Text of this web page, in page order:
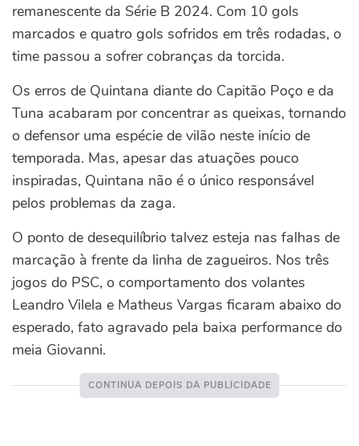
remanescente da Série B 2024. Com 10 gols
marcados e quatro gols sofridos em três rodadas, o
time passou a sofrer cobranças da torcida.
Os erros de Quintana diante do Capitão Poço e da
Tuna acabaram por concentrar as queixas, tornando
o defensor uma espécie de vilão neste início de
temporada. Mas, apesar das atuações pouco
inspiradas, Quintana não é o único responsável
pelos problemas da zaga.
O ponto de desequilíbrio talvez esteja nas falhas de
marcação à frente da linha de zagueiros. Nos três
jogos do PSC, o comportamento dos volantes
Leandro Vilela e Matheus Vargas ficaram abaixo do
esperado, fato agravado pela baixa performance do
meia Giovanni.